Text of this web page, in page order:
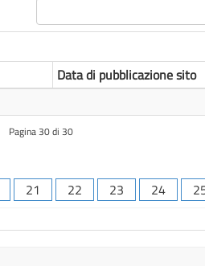
Data di pubblicazione sito
Pagina 30 di 30
21 22 23 24